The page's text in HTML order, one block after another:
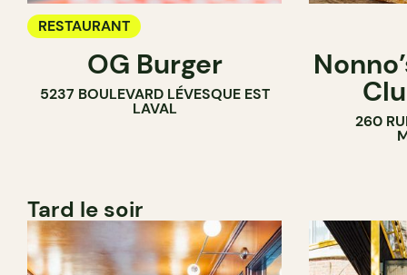
RESTAURANT
OG Burger
5237 BOULEVARD LÉVESQUE EST
LAVAL
260
Tard le soir